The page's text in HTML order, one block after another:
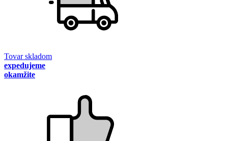
Tovar skladom
expedujeme
okamžite